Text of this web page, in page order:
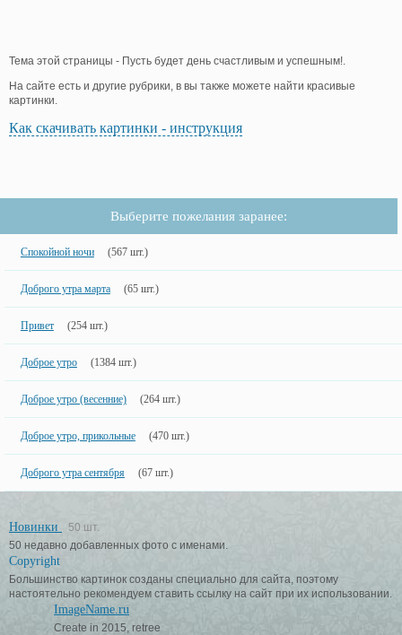
Тема этой страницы - Пусть будет день счастливым и успешным!.
На сайте есть и другие рубрики, в вы также можете найти красивые
картинки.
Как скачивать картинки - инструкция
Выберите пожелания заранее:
Спокойной ночи (567 шт.)
Доброго утра марта (65 шт.)
Привет (254 шт.)
Доброе утро (1384 шт.)
Доброе утро (весенние) (264 шт.)
Доброе утро, прикольные (470 шт.)
Доброго утра сентября (67 шт.)
Новинки
50 шт.
50 недавно добавленных фото с именами.
Copyright
Большинство картинок созданы специально для сайта, поэтому
настоятельно рекомендуем ставить ссылку на сайт при их использовании.
ImageName.ru
Create in 2015, retree